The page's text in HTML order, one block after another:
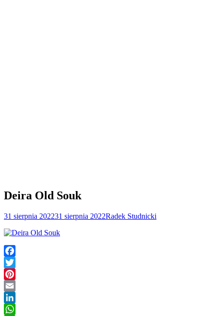
Deira Old Souk
31 sierpnia 202231 sierpnia 2022Radek Studnicki
Facebook
Twitter
Pinterest
Email
LinkedIn